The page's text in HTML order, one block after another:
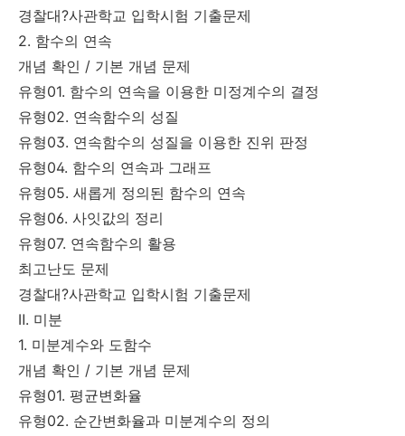
경찰대?사관학교 입학시험 기출문제
2. 함수의 연속
개념 확인 / 기본 개념 문제
유형01. 함수의 연속을 이용한 미정계수의 결정
유형02. 연속함수의 성질
유형03. 연속함수의 성질을 이용한 진위 판정
유형04. 함수의 연속과 그래프
유형05. 새롭게 정의된 함수의 연속
유형06. 사잇값의 정리
유형07. 연속함수의 활용
최고난도 문제
경찰대?사관학교 입학시험 기출문제
Ⅱ. 미분
1. 미분계수와 도함수
개념 확인 / 기본 개념 문제
유형01. 평균변화율
유형02. 순간변화율과 미분계수의 정의